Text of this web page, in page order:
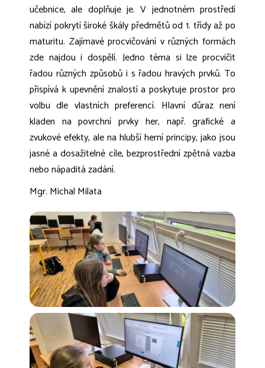
učebnice, ale doplňuje je. V jednotném prostředí
nabízí pokrytí široké škály předmětů od 1. třídy až po
maturitu. Zajímavé procvičování v různých formách
zde najdou i dospělí. Jedno téma si lze procvičit
řadou různých způsobů i s řadou hravých prvků. To
přispívá k upevnění znalostí a poskytuje prostor pro
volbu dle vlastních preferencí. Hlavní důraz není
kladen na povrchní prvky her, např. grafické a
zvukové efekty, ale na hlubší herní principy, jako jsou
jasné a dosažitelné cíle, bezprostřední zpětná vazba
nebo nápaditá zadání.
Mgr. Michal Milata